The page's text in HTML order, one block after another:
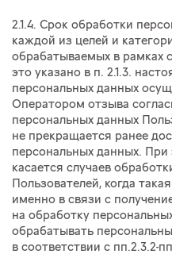
2.1.4. Срок обработки
каждой из целей и
обрабатываемых в рамках
это указано в п. 2.1.3.
персональных данных
Оператором отзыва
персональных данных
не прекращается ранее
персональных данных. При
касается случаев
Пользователей, когда
именно в связи с
на обработку
обрабатывать
в соответствии с пп.2.3.2-